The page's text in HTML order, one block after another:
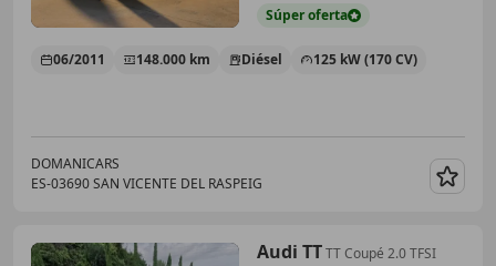
Súperoferta
06/2011 148.000 km Diésel 125 kW (170 CV)
DOMANICARS
ES-03690 SAN VICENTE DEL RASPEIG
Audi TTTT Coupé 2.0 TFSI